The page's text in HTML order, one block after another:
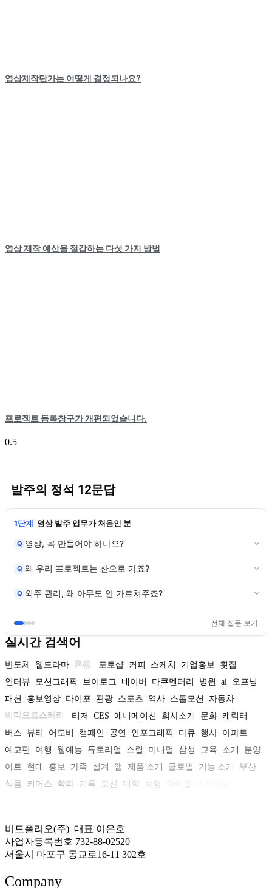
영상제작단가는 어떻게 결정되나요?
영상 제작 예산을 절감하는 다섯 가지 방법
프로젝트 등록창구가 개편되었습니다.
발주의 정석 12문답
1단계 영상 발주 업무가 처음인 분
Q 영상, 꼭 만들어야 하나요?
Q 왜 우리 프로젝트는 산으로 가죠?
Q 외주 관리, 왜 아무도 안 가르쳐주죠?
전체 질문 보기
실시간 검색어
반도체 웹드라마 휴롬 포토샵 커피 스케치 기업홍보
횟집
인터뷰
모션그래픽 브이로그 네이버 다큐멘터리 병원 ai
오프닝
패션
홍보영상 타이포 관광 스포츠 역사 스톱모션
자동차
비디오로스터리
티저 CES 애니메이션 회사소개 문화 캐릭터
버스
뷰티 어도비 캠페인 공연 인포그래픽 다큐 행사 아파트
예고편
여행 웹예능 튜토리얼 쇼릴 미니멀 삼성 교육 소개
분양
아트
현대 홍보 가족 설계 앱 제품 소개 글로벌 기능 소개
부산
식품
커머스 학과 기록 모션 대학 보험
비드폴리오(주) 대표 이은호
사업자등록번호 732-88-02520
서울시 마포구 동교로16-11 302호
Company